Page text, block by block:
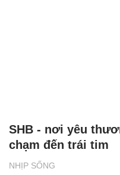
NHỊP SỐNG
SHB - nơi yêu
chạm đến trái tim